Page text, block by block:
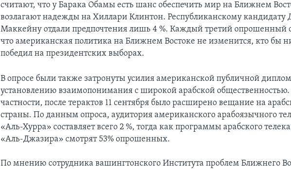
считают, что у Барака Обамы есть шанс обеспечить мир на Ближнем
возлагают надежды на Хиллари Клинтон. Республиканскому кандидату
Маккейну отдали предпочтения лишь 4 %. Каждый третий опрошенный
что американская политика на Ближнем Востоке не изменится, кто бы
победил на президентских выборах.
В опросе были также затронуты усилия американской публичной
установлению взаимопонимания с широкой арабской общественностью.
частности, после терактов 11 сентября было расширено вещание на
страны. По данным опроса, аудитория американского арабоязычного
«Аль-Хурра» составляет всего 2 %, тогда как программы арабского
«Аль-Джазира» смотрят 53% опрошенных.
По мнению сотрудника вашингтонского Института проблем Ближнего